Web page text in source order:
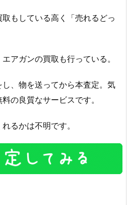
もしている高く「売れるどっ
アガンの買取も行っている。
、物を送ってから本査定。気
の良質なサービスです。
るかは不明です。